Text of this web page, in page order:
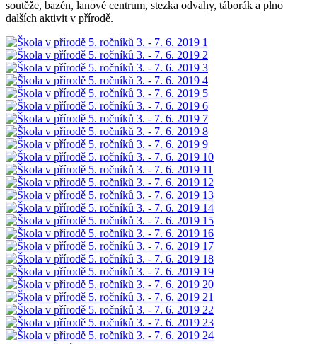
soutěže, bazén, lanové centrum, stezka odvahy, táborák a plno
dalších aktivit v přírodě.